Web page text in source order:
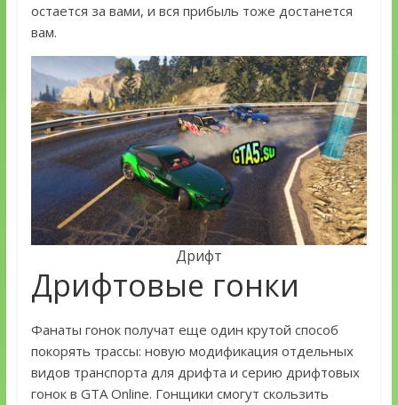
остается за вами, и вся прибыль тоже достанется
вам.
Дрифт
Дрифтовые гонки
Фанаты гонок получат еще один крутой способ
покорять трассы: новую модификация отдельных
видов транспорта для дрифта и серию дрифтовых
гонок в GTA Online. Гонщики смогут скользить